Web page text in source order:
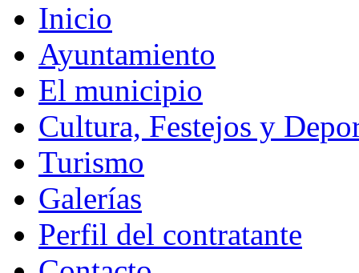
Inicio
Ayuntamiento
El municipio
Cultura, Festejos y
Turismo
Galerías
Perfil del contratante